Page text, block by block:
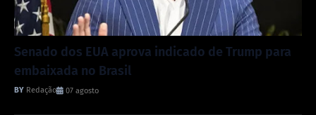
Senado dos EUA aprova indicado de Trump para
embaixada no Brasil
Redação 07 agosto